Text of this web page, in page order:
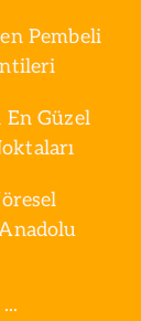
Pembeli
En Güzel